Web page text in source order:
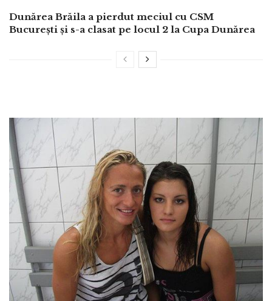
Dunărea Brăila a pierdut meciul cu CSM
București și s-a clasat pe locul 2 la Cupa Dunărea